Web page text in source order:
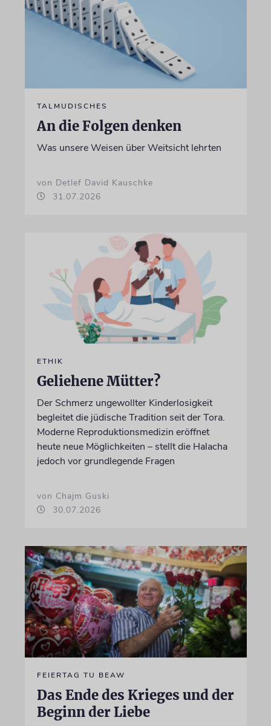
TALMUDISCHES
An die Folgen denken
Was unsere Weisen über Weitsicht lehrten
von Detlef David Kauschke
31.07.2026
ETHIK
Geliehene Mütter?
Der Schmerz ungewollter Kinderlosigkeit
begleitet die jüdische Tradition seit der Tora.
Moderne Reproduktionsmedizin eröffnet
heute neue Möglichkeiten – stellt die Halacha
jedoch vor grundlegende Fragen
von Chajm Guski
30.07.2026
FEIERTAG TU BEAW
Das Ende des Krieges und der
Beginn der Liebe